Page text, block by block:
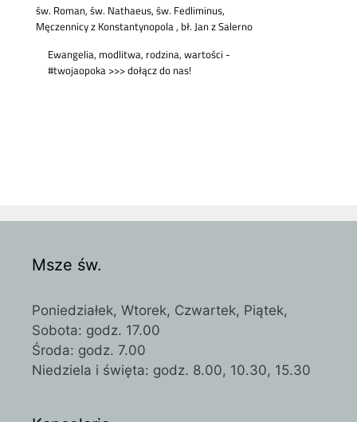
Msze św.
Poniedziałek, Wtorek, Czwartek, Piątek,
Sobota: godz. 17.00
Środa: godz. 7.00
Niedziela i święta: godz. 8.00, 10.30, 15.30